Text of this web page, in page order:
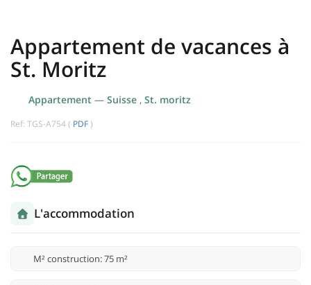
Appartement de vacances à
St. Moritz
Appartement — Suisse , St. moritz
Ref: TGS-A754 ( PDF )
L'accommodation
M² construction: 75 m²